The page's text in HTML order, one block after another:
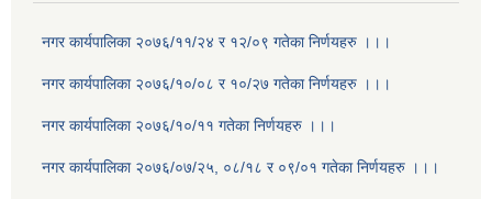
नगर कार्यपालिका २०७६/११/२४ र १२/०९ गतेका निर्णयहरु ।।।
नगर कार्यपालिका २०७६/१०/०८ र १०/२७ गतेका निर्णयहरु ।।।
नगर कार्यपालिका २०७६/१०/११ गतेका निर्णयहरु ।।।
नगर कार्यपालिका २०७६/०७/२५, ०८/१८ र ०९/०१ गतेका निर्णयहरु ।।।